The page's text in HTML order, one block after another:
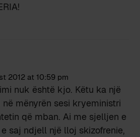
2012 at 10:59 pm
nuk është kjo. Këtu ka një
në mënyrën sesi kryeministri
që mban. Ai me sjelljen e
saj ndjell një lloj skizofrenie,